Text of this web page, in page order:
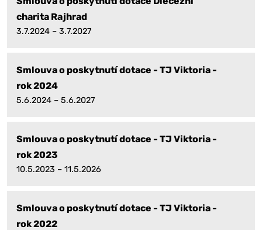
charita Rajhrad
3.7.2024 – 3.7.2027
Smlouva o poskytnutí dotace - TJ Viktoria -
rok 2024
5.6.2024 – 5.6.2027
Smlouva o poskytnutí dotace - TJ Viktoria -
rok 2023
10.5.2023 – 11.5.2026
Smlouva o poskytnutí dotace - TJ Viktoria -
rok 2022